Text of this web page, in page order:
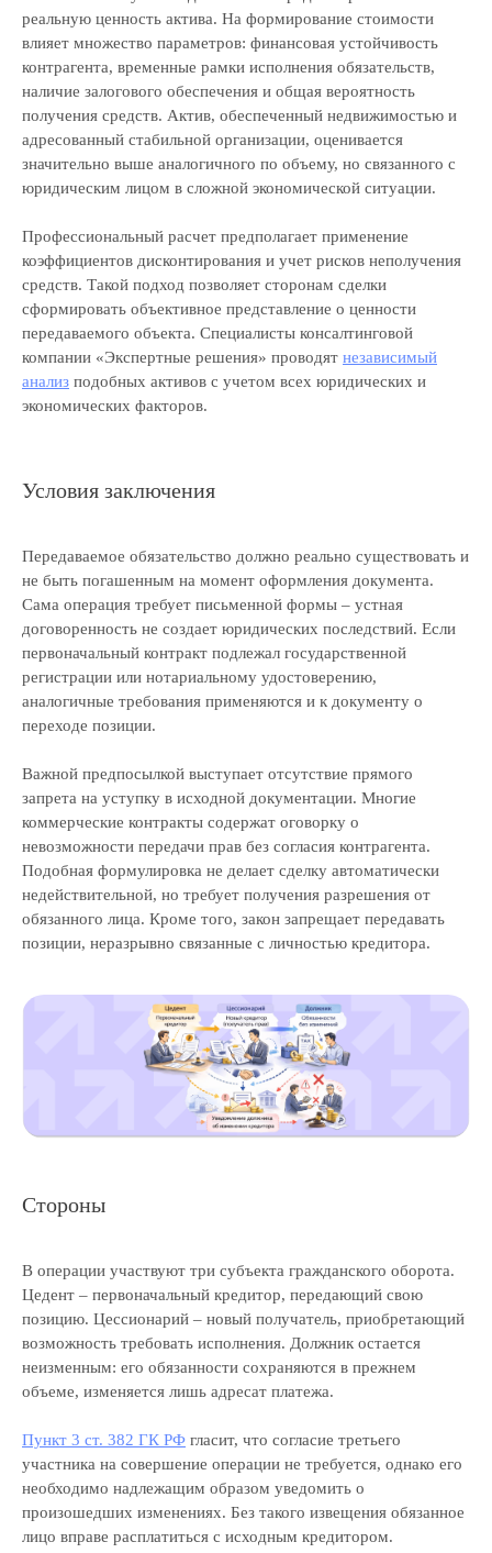
реальную ценность актива. На формирование стоимости
влияет множество параметров: финансовая устойчивость
контрагента, временные рамки исполнения обязательств,
наличие залогового обеспечения и общая вероятность
получения средств. Актив, обеспеченный недвижимостью и
адресованный стабильной организации, оценивается
значительно выше аналогичного по объему, но связанного с
юридическим лицом в сложной экономической ситуации.
Профессиональный расчет предполагает применение
коэффициентов дисконтирования и учет рисков неполучения
средств. Такой подход позволяет сторонам сделки
сформировать объективное представление о ценности
передаваемого объекта. Специалисты консалтинговой
компании «Экспертные решения» проводят независимый
анализ подобных активов с учетом всех юридических и
экономических факторов.
Условия заключения
Передаваемое обязательство должно реально существовать и
не быть погашенным на момент оформления документа.
Сама операция требует письменной формы – устная
договоренность не создает юридических последствий. Если
первоначальный контракт подлежал государственной
регистрации или нотариальному удостоверению,
аналогичные требования применяются и к документу о
переходе позиции.
Важной предпосылкой выступает отсутствие прямого
запрета на уступку в исходной документации. Многие
коммерческие контракты содержат оговорку о
невозможности передачи прав без согласия контрагента.
Подобная формулировка не делает сделку автоматически
недействительной, но требует получения разрешения от
обязанного лица. Кроме того, закон запрещает передавать
позиции, неразрывно связанные с личностью кредитора.
Стороны
В операции участвуют три субъекта гражданского оборота.
Цедент – первоначальный кредитор, передающий свою
позицию. Цессионарий – новый получатель, приобретающий
возможность требовать исполнения. Должник остается
неизменным: его обязанности сохраняются в прежнем
объеме, изменяется лишь адресат платежа.
Пункт 3 ст. 382 ГК РФ гласит, что согласие третьего
участника на совершение операции не требуется, однако его
необходимо надлежащим образом уведомить о
произошедших изменениях. Без такого извещения обязанное
лицо вправе расплатиться с исходным кредитором.
решить вашу задачу
Даю свое согласие на
персональных данныхирассылку рекламно-
информационных материалов
Отправить заявку
задач